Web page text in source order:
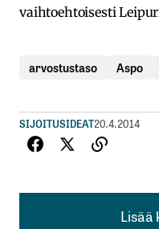
vaihtoehtoisesti
arvostustaso Aspo
SIJOITUSIDEAT20.4.2014
Lisää